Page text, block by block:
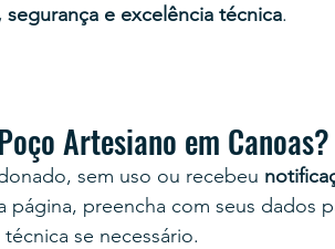
segurança e excelência técnica.
Artesiano em Canoas?
sem uso ou recebeu
página, preencha com seus dados
se necessário.